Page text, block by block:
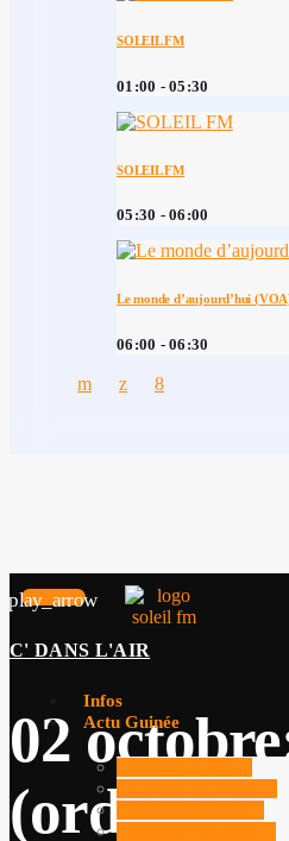
SOLEIL FM
01:00 - 05:30
SOLEIL FM
05:30 - 06:00
Le monde d’aujourd’hui
06:00 - 06:30
play_arrow
Infos
Actu Guinée
C' DANS L'AIR
02
(ordre du